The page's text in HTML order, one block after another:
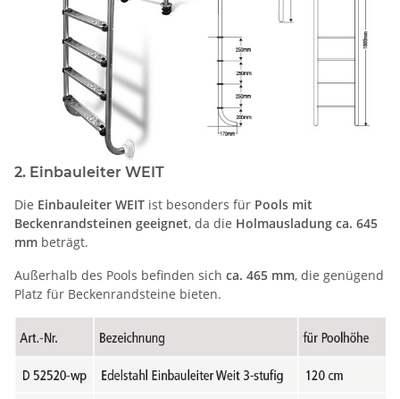
2. Einbauleiter WEIT
Die Einbauleiter WEIT ist besonders für Pools mit
Beckenrandsteinen geeignet, da die Holmausladung ca. 645
mm beträgt.
Außerhalb des Pools befinden sich ca. 465 mm, die genügend
Platz für Beckenrandsteine bieten.